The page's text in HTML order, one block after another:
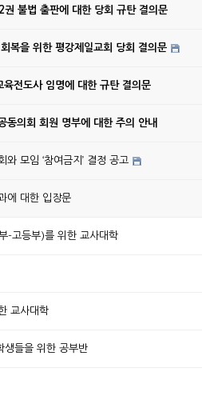
권 불법 출판에 대한 당회 규탄 결의문
복을 위한 평강제일교회 당회 결의문
전도사 임명에 대한 규탄 결의문
동의회 회원 명부에 대한 주의 안내
와 모임 ‘참여금지’ 결정 공고
에 대한 입장문
-고등부)를 위한 교사대학
교사대학
생들을 위한 공부반